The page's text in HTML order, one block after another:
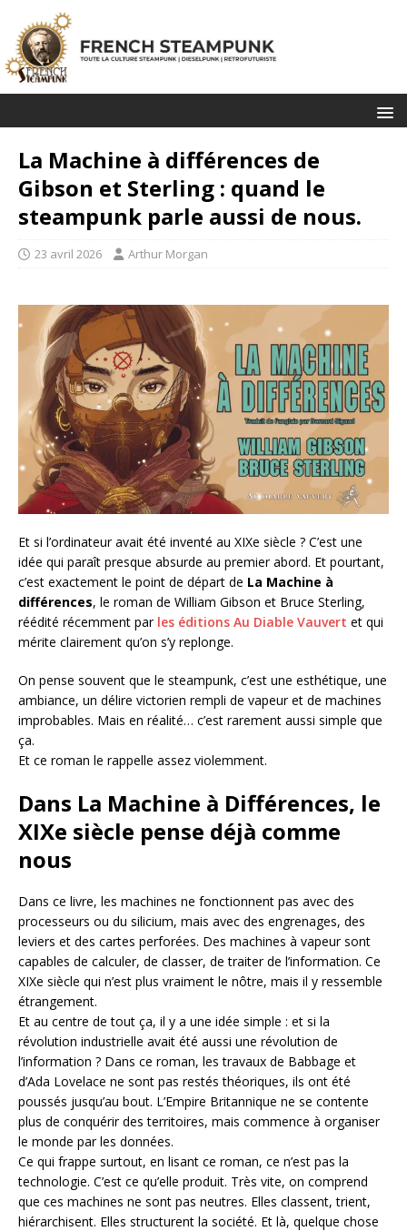
La Machine à différences de
Gibson et Sterling : quand le
steampunk parle aussi de nous.
23 avril 2026 Arthur Morgan
Et si l’ordinateur avait été inventé au XIXe siècle ? C’est une
idée qui paraît presque absurde au premier abord. Et pourtant,
c’est exactement le point de départ de La Machine à
différences, le roman de William Gibson et Bruce Sterling,
réédité récemment par les éditions Au Diable Vauvert et qui
mérite clairement qu’on s’y replonge.
On pense souvent que le steampunk, c’est une esthétique, une
ambiance, un délire victorien rempli de vapeur et de machines
improbables. Mais en réalité… c’est rarement aussi simple que
ça.
Et ce roman le rappelle assez violemment.
Dans La Machine à Différences, le
XIXe siècle pense déjà comme
nous
Dans ce livre, les machines ne fonctionnent pas avec des
processeurs ou du silicium, mais avec des engrenages, des
leviers et des cartes perforées. Des machines à vapeur sont
capables de calculer, de classer, de traiter de l’information. Ce
XIXe siècle qui n’est plus vraiment le nôtre, mais il y ressemble
étrangement.
Et au centre de tout ça, il y a une idée simple : et si la
révolution industrielle avait été aussi une révolution de
l’information ? Dans ce roman, les travaux de Babbage et
d’Ada Lovelace ne sont pas restés théoriques, ils ont été
poussés jusqu’au bout. L’Empire Britannique ne se contente
plus de conquérir des territoires, mais commence à organiser
le monde par les données.
Ce qui frappe surtout, en lisant ce roman, ce n’est pas la
technologie. C’est ce qu’elle produit. Très vite, on comprend
que ces machines ne sont pas neutres. Elles classent, trient,
hiérarchisent. Elles structurent la société. Et là, quelque chose